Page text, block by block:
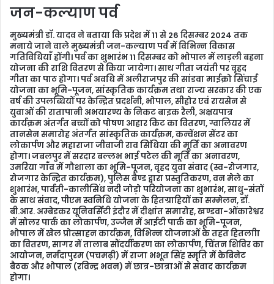
जन-कल्याण पर्व
मुख्यमंत्री डॉ. यादव ने बताया कि प्रदेश में 11 से 26 दिसम्बर 2024 तक
मनाये जाने वाले मुख्यमंत्री जन-कल्याण पर्व में विभिन्न विकास
गतिविधियाँ होंगी। पर्व का शुभारंभ 11 दिसम्बर को भोपाल में लाड़ली बहना
योजना की राशि वितरण से किया जायेगा। साथ गीता जयंती पर वृहद
गीता का पाठ होगा। पर्व अवधि में अलीराजपुर की सांडवा माईक्रो सिंचाई
योजना का भूमि-पूजन, सांस्कृतिक कार्यक्रम तथा राज्य सरकार की एक
वर्ष की उपलब्धियों पर केन्द्रित प्रदर्शनी, भोपाल, सीहोर एवं रायसेन से
युवाओं की रातापानी अभयारण्य के निकट बाइक रैली, अक्षयपात्र
कार्यक्रम अंतर्गत बच्चों को पोषण आहार किट का वितरण, ग्वालियर में
तानसेन समारोह अंतर्गत सांस्कृतिक कार्यक्रम, कन्वेंशन सेंटर का
लोकार्पण और महाराजा जीवाजी राव सिंधिया की मूर्ति का अनावरण
होगा। जबलपुर में सरदार बल्लभ भाई पटेल की मूर्ति का अनावरण,
उमरिया गाँव में गौशाला का भूमि-पूजन, वृहद युवा संवाद (स्व-रोजगार,
रोजगार केन्द्रित कार्यक्रम), पुलिस बैण्ड द्वारा प्रस्तुतिकरण, वन मेले का
शुभारंभ, पार्वती-कालीसिंध नदी जोड़ो परियोजना का शुभारंभ, साधु-संतों
के साथ संवाद, पीएम स्वनिधि योजना के हितग्राहियों का सम्मेलन, डॉ.
बी.आर. अम्बेडकर यूनिवर्सिटी इंदौर में दीक्षांत समारोह, खण्डवा-ओंकारेश्वर
में सोलर पार्क का लोकार्पण, उज्जैन में आईटी पार्क का भूमि-पूजन,
भोपाल में खेल प्रोत्साहन कार्यक्रम, विभिन्न योजनाओं के तहत हितलाीा
का वितरण, सागर में तालाब सौंदर्यीकरण का लोकार्पण, चिंतन शिविर का
आयोजन, नर्मदापुरम (पचमढ़ी) में राजा भभूत सिंह स्मृति में केबिनेट
बैठक और भोपाल (रविन्द्र भवन) में छात्र-छात्राओं से संवाद कार्यक्रम
होगा।